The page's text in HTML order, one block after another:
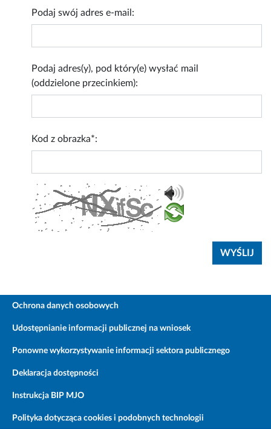
Podaj swój adres e-mail:
Podaj adres(y), pod który(e) wysłać mail
(oddzielone przecinkiem):
Kod z obrazka*:
Ochrona danych osobowych
Udostępnianie informacji publicznej na wniosek
Ponowne wykorzystywanie informacji sektora publicznego
Deklaracja dostępności
Instrukcja BIP MJO
Polityka dotycząca cookies i podobnych technologii